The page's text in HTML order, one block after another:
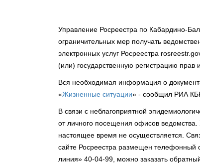
Управление Росреестра по Кабардино-
ограничительных мер получать
электронных услуг Росреестра
(или) государственную регистрацию прав
Вся необходимая информация о
«Жизненные ситуации» - сообщил РИА КБР
В связи с неблагоприятной
от личного посещения офисов
настоящее время не осуществляется.
сайте Росреестра размещен телефонный
линия» 40-04-99, можно заказать